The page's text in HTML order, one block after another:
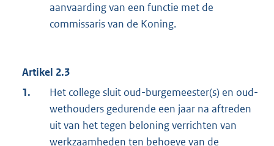
aanvaarding van een functie met de
commissaris van de Koning.
Artikel 2.3
1.
Het college sluit oud-burgemeester(s) en oud-
wethouders gedurende een jaar na aftreden
uit van het tegen beloning verrichten van
werkzaamheden ten behoeve van de